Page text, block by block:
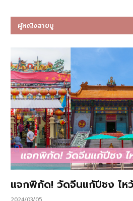
ผู้หญิงสายมู
แจกพิกัด! วัดจีนแก้ปีชง ไห